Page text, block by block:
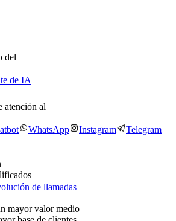
del
de IA
atención al
WhatsApp Instagram Telegram
de llamadas
mayor valor medio